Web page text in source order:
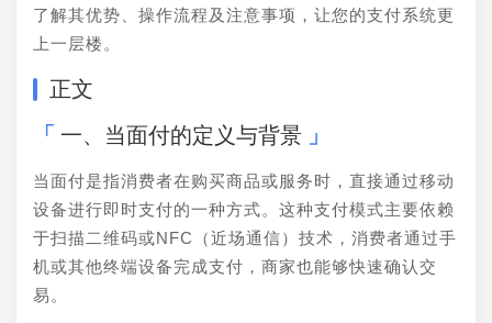
了解其优势、操作流程及注意事项，让您的支付系统更
上一层楼。
正文
一、当面付的定义与背景
当面付是指消费者在购买商品或服务时，直接通过移动
设备进行即时支付的一种方式。这种支付模式主要依赖
于扫描二维码或NFC（近场通信）技术，消费者通过手
机或其他终端设备完成支付，商家也能够快速确认交
易。